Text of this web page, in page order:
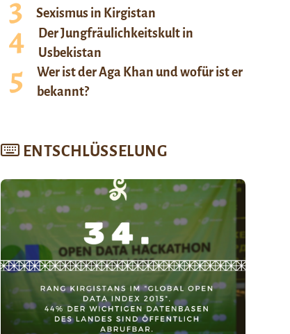
Sexismus in Kirgistan
Der Jungfräulichkeitskult in
Usbekistan
Wer ist der Aga Khan und wofür ist er
bekannt?
ENTSCHLÜSSELUNG